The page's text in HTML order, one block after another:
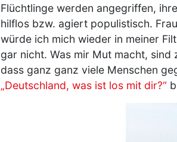
Flüchtlinge werden angegriffen,
hilflos bzw. agiert populistisch.
würde ich mich wieder in meiner
gar nicht. Was mir Mut macht, sind
dass ganz ganz viele Menschen
„Deutschland, was ist los mit dir?“